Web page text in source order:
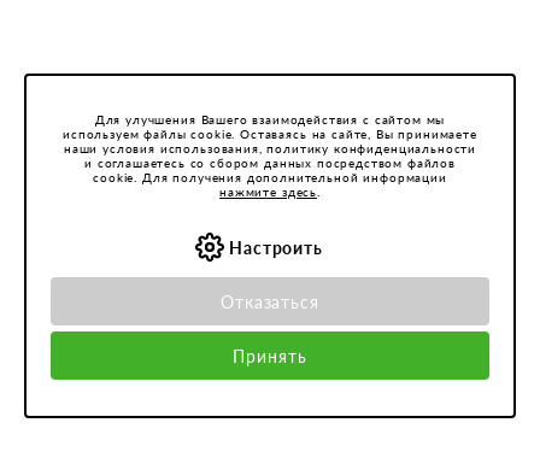
Для улучшения Вашего взаимодействия с сайтом мы
используем файлы cookie. Оставаясь на сайте, Вы принимаете
наши условия использования, политику конфиденциальности
и соглашаетесь со сбором данных посредством файлов
cookie. Для получения дополнительной информации
нажмите здесь
Настроить
Отказаться
Принять